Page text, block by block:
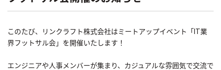
このたび、リンクラフト株式会社はミートアップイベント「IT業
界フットサル会」を開催いたします！
エンジニアや人事メンバーが集まり、カジュアルな雰囲気で交流で